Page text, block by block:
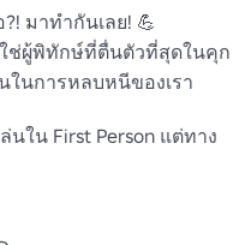
มาทํากันเลย! 💪
ใช่ผู้พิทักษ์ที่ตื่นตัวที่สุดในคุก
ในการหลบหนีของเรา
นใน First Person แต่ทาง